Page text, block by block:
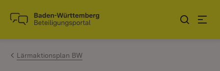
Zum Inhalt springen
Link zur Startseite
Lärmaktionsplan BW